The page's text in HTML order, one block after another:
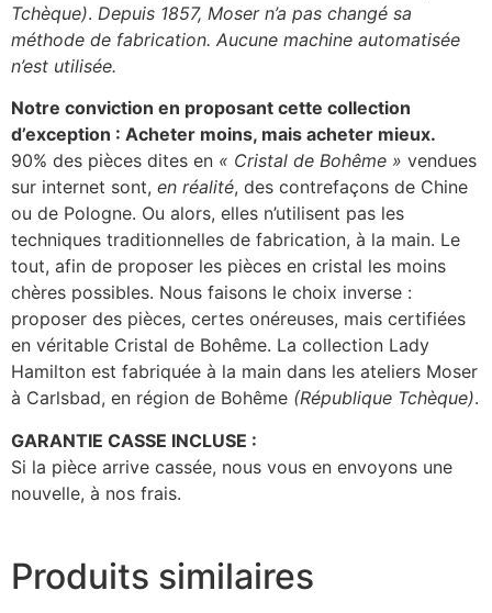
Tchèque). Depuis 1857, Moser n’a pas changé sa
méthode de fabrication. Aucune machine automatisée
n’est utilisée.
Notre conviction en proposant cette collection
d’exception : Acheter moins, mais acheter mieux.
90% des pièces dites en « Cristal de Bohême » vendues
sur internet sont, en réalité, des contrefaçons de Chine
ou de Pologne. Ou alors, elles n’utilisent pas les
techniques traditionnelles de fabrication, à la main. Le
tout, afin de proposer les pièces en cristal les moins
chères possibles. Nous faisons le choix inverse :
proposer des pièces, certes onéreuses, mais certifiées
en véritable Cristal de Bohême. La collection Lady
Hamilton est fabriquée à la main dans les ateliers Moser
à Carlsbad, en région de Bohême (République Tchèque).
GARANTIE CASSE INCLUSE :
Si la pièce arrive cassée, nous vous en envoyons une
nouvelle, à nos frais.
Produits similaires